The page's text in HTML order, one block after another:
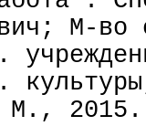
М-
М.,